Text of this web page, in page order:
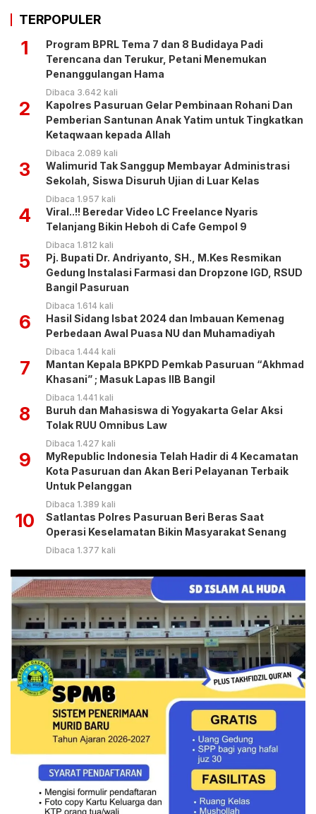
TERPOPULER
1
Program BPRL Tema 7 dan 8 Budidaya Padi
Terencana dan Terukur, Petani Menemukan
Penanggulangan Hama
Dibaca 3.642 kali
2
Kapolres Pasuruan Gelar Pembinaan Rohani Dan
Pemberian Santunan Anak Yatim untuk Tingkatkan
Ketaqwaan kepada Allah
Dibaca 2.089 kali
3
Walimurid Tak Sanggup Membayar Administrasi
Sekolah, Siswa Disuruh Ujian di Luar Kelas
Dibaca 1.957 kali
4
Viral..!! Beredar Video LC Freelance Nyaris
Telanjang Bikin Heboh di Cafe Gempol 9
Dibaca 1.812 kali
5
Pj. Bupati Dr. Andriyanto, SH., M.Kes Resmikan
Gedung Instalasi Farmasi dan Dropzone IGD, RSUD
Bangil Pasuruan
Dibaca 1.614 kali
6
Hasil Sidang Isbat 2024 dan Imbauan Kemenag
Perbedaan Awal Puasa NU dan Muhamadiyah
Dibaca 1.444 kali
7
Mantan Kepala BPKPD Pemkab Pasuruan “Akhmad
Khasani” ; Masuk Lapas IIB Bangil
Dibaca 1.441 kali
8
Buruh dan Mahasiswa di Yogyakarta Gelar Aksi
Tolak RUU Omnibus Law
Dibaca 1.427 kali
9
MyRepublic Indonesia Telah Hadir di 4 Kecamatan
Kota Pasuruan dan Akan Beri Pelayanan Terbaik
Untuk Pelanggan
Dibaca 1.389 kali
10
Satlantas Polres Pasuruan Beri Beras Saat
Operasi Keselamatan Bikin Masyarakat Senang
Dibaca 1.377 kali